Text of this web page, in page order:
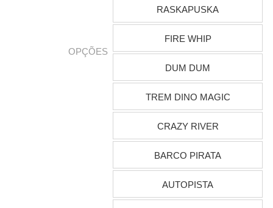
OPÇÕES
RASKAPUSKA
FIRE WHIP
DUM DUM
TREM DINO MAGIC
CRAZY RIVER
BARCO PIRATA
AUTOPISTA